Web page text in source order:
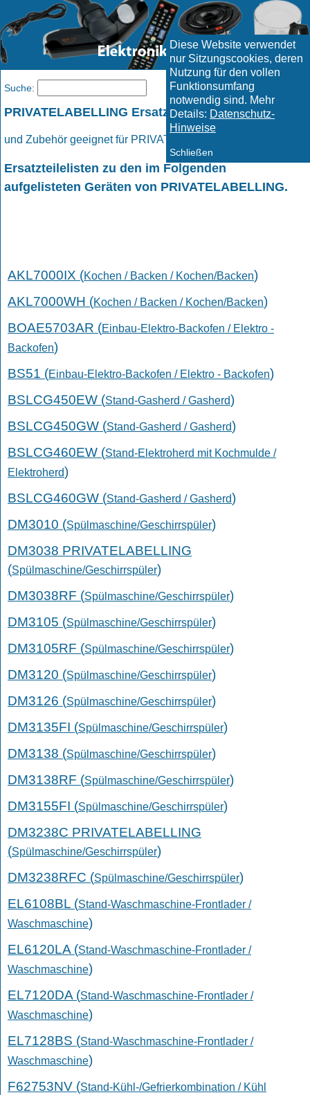
Diese Website verwendet
nur Sitzungscookies, deren
Nutzung für den vollen
Funktionsumfang
notwendig sind. Mehr
Details: Datenschutz-
Hinweise
Schließen
PRIVATELABELLING Ersatzteile
und Zubehör geeignet für PRIVATELABELLING Geräte.
Ersatzteilelisten zu den im Folgenden
aufgelisteten Geräten von PRIVATELABELLING.
AKL7000IX (Kochen / Backen / Kochen/Backen)
AKL7000WH (Kochen / Backen / Kochen/Backen)
BOAE5703AR (Einbau-Elektro-Backofen / Elektro -
Backofen)
BS51 (Einbau-Elektro-Backofen / Elektro - Backofen)
BSLCG450EW (Stand-Gasherd / Gasherd)
BSLCG450GW (Stand-Gasherd / Gasherd)
BSLCG460EW (Stand-Elektroherd mit Kochmulde /
Elektroherd)
BSLCG460GW (Stand-Gasherd / Gasherd)
DM3010 (Spülmaschine/Geschirrspüler)
DM3038 PRIVATELABELLING
(Spülmaschine/Geschirrspüler)
DM3038RF (Spülmaschine/Geschirrspüler)
DM3105 (Spülmaschine/Geschirrspüler)
DM3105RF (Spülmaschine/Geschirrspüler)
DM3120 (Spülmaschine/Geschirrspüler)
DM3126 (Spülmaschine/Geschirrspüler)
DM3135FI (Spülmaschine/Geschirrspüler)
DM3138 (Spülmaschine/Geschirrspüler)
DM3138RF (Spülmaschine/Geschirrspüler)
DM3155FI (Spülmaschine/Geschirrspüler)
DM3238C PRIVATELABELLING
(Spülmaschine/Geschirrspüler)
DM3238RFC (Spülmaschine/Geschirrspüler)
EL6108BL (Stand-Waschmaschine-Frontlader /
Waschmaschine)
EL6120LA (Stand-Waschmaschine-Frontlader /
Waschmaschine)
EL7120DA (Stand-Waschmaschine-Frontlader /
Waschmaschine)
EL7128BS (Stand-Waschmaschine-Frontlader /
Waschmaschine)
F62753NV (Stand-Kühl-/Gefrierkombination / Kühl
Suche: